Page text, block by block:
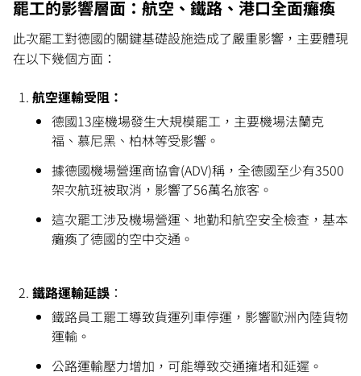
罷工的影響層面：航空、鐵路、港口全面癱瘓
此次罷工對德國的關鍵基礎設施造成了嚴重影響，主要體現
在以下幾個方面：
航空運輸受阻：
德國13座機場發生大規模罷工，主要機場法蘭克
福、慕尼黑、柏林等受影響。
據德國機場營運商協會(ADV)稱，全德國至少有3500
架次航班被取消，影響了56萬名旅客。
這次罷工涉及機場營運、地勤和航空安全檢查，基本
癱瘓了德國的空中交通。
鐵路運輸延誤 ：
鐵路員工罷工導致貨運列車停運，影響歐洲內陸貨物
運輸。
公路運輸壓力增加，可能導致交通擁堵和延遲。